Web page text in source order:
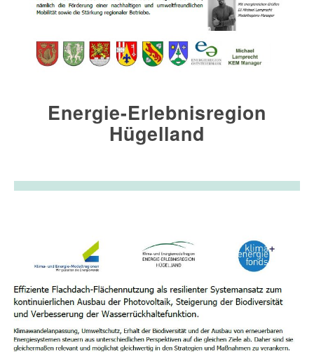
Energie-Erlebnisregion
Hügelland